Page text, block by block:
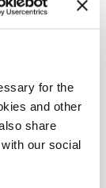
for the
and other
share
our social
è
PC, composto
cod. 80020).